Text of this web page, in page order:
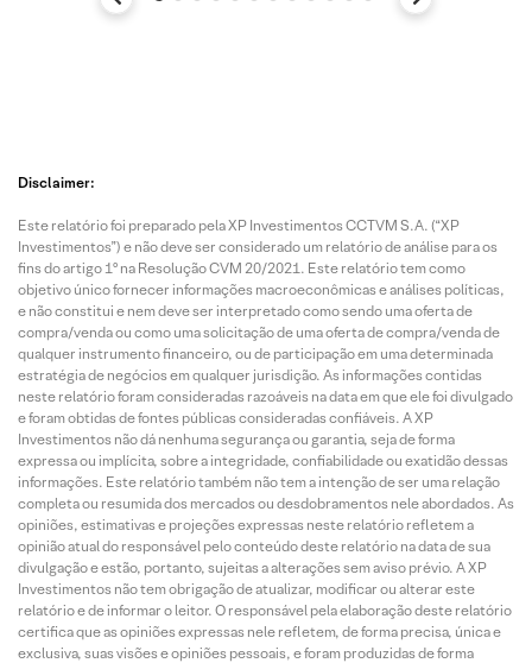
Disclaimer:
Este relatório foi preparado pela XP Investimentos CCTVM S.A. (“XP
Investimentos”) e não deve ser considerado um relatório de análise para os
fins do artigo 1º na Resolução CVM 20/2021. Este relatório tem como
objetivo único fornecer informações macroeconômicas e análises políticas,
e não constitui e nem deve ser interpretado como sendo uma oferta de
compra/venda ou como uma solicitação de uma oferta de compra/venda de
qualquer instrumento financeiro, ou de participação em uma determinada
estratégia de negócios em qualquer jurisdição. As informações contidas
neste relatório foram consideradas razoáveis na data em que ele foi divulgado
e foram obtidas de fontes públicas consideradas confiáveis. A XP
Investimentos não dá nenhuma segurança ou garantia, seja de forma
expressa ou implícita, sobre a integridade, confiabilidade ou exatidão dessas
informações. Este relatório também não tem a intenção de ser uma relação
completa ou resumida dos mercados ou desdobramentos nele abordados. As
opiniões, estimativas e projeções expressas neste relatório refletem a
opinião atual do responsável pelo conteúdo deste relatório na data de sua
divulgação e estão, portanto, sujeitas a alterações sem aviso prévio. A XP
Investimentos não tem obrigação de atualizar, modificar ou alterar este
relatório e de informar o leitor. O responsável pela elaboração deste relatório
certifica que as opiniões expressas nele refletem, de forma precisa, única e
exclusiva, suas visões e opiniões pessoais, e foram produzidas de forma